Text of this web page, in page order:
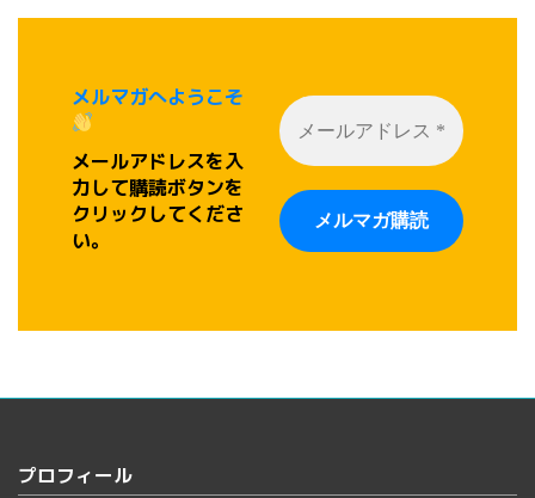
メルマガへようこそ
メールアドレスを入
力して購読ボタンを
クリックしてくださ
い。
プロフィール